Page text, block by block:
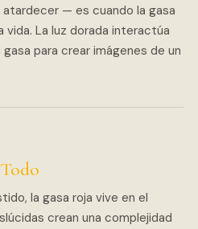
— es cuando la gasa
La luz dorada interactúa
para crear imágenes de un
la gasa roja vive en el
crean una complejidad